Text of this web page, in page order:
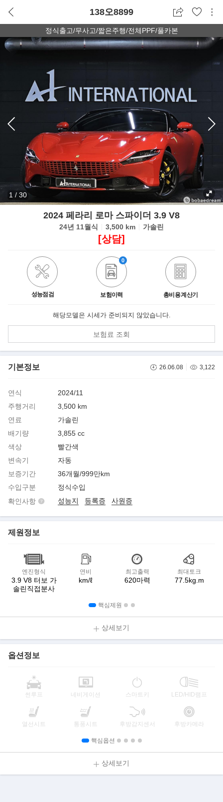
138오8899
정식출고/무사고/짧은주행/전체PPF/풀카본
1 / 30
2024 페라리 로마 스파이더 3.9 V8
24년 11월식 3,500 km 가솔린
[상담]
성능점검 보험이력
0
총비용 계산기
해당모델은 시세가 준비되지 않았습니다.
보험료 조회
기본정보 26.06.08 3,122
연식
2024/11
주행거리
3,500 km
연료
가솔린
배기량
3,855 cc
색상
빨간색
변속기
자동
보증기간
36개월/999만km
수입구분
정식수입
확인사항
성능지 등록증 사원증
제원정보
엔진형식
3.9 V8 터보 가
솔린직접분사
연비
km/ℓ
최고출력
620마력
최대토크
77.5kg.m
핵심제원
상세보기
옵션정보
썬루프 네비게이션 스마트키 LED/HID램프
열선시트 통풍시트 후방감지센서 후방카메라
핵심옵션
상세보기